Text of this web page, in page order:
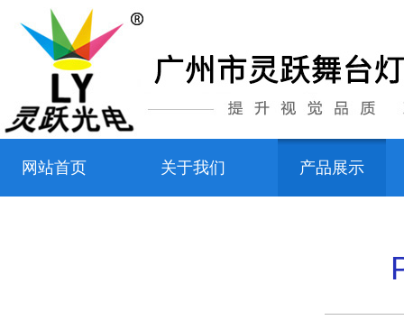
网站首页 关于我们 产品展示